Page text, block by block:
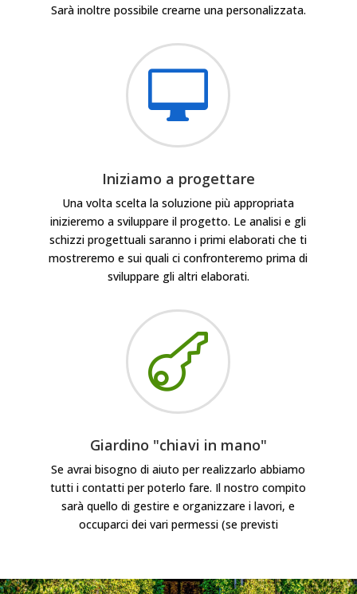
Sarà inoltre possibile crearne una personalizzata.

Iniziamo a progettare
Una volta scelta la soluzione più appropriata
inizieremo a sviluppare il progetto. Le analisi e gli
schizzi progettuali saranno i primi elaborati che ti
mostreremo e sui quali ci confronteremo prima di
sviluppare gli altri elaborati.

Giardino "chiavi in mano"
Se avrai bisogno di aiuto per realizzarlo abbiamo
tutti i contatti per poterlo fare. Il nostro compito
sarà quello di gestire e organizzare i lavori, e
occuparci dei vari permessi (se previsti